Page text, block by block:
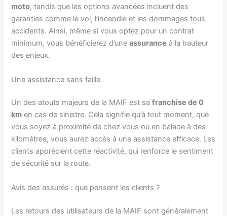
moto, tandis que les options avancées incluent des
garanties comme le vol, l’incendie et les dommages tous
accidents. Ainsi, même si vous optez pour un contrat
minimum, vous bénéficierez d’uneassurance à la hauteur
des enjeux.
Une assistance sans faille
Un des atouts majeurs de la MAIF est safranchise de 0
km en cas de sinistre. Cela signifie qu’à tout moment, que
vous soyez à proximité de chez vous ou en balade à des
kilomètres, vous aurez accès à une assistance efficace. Les
clients apprécient cette réactivité, qui renforce le sentiment
de sécurité sur la route.
Avis des assurés : que pensent les clients ?
Les retours des utilisateurs de la MAIF sont généralement